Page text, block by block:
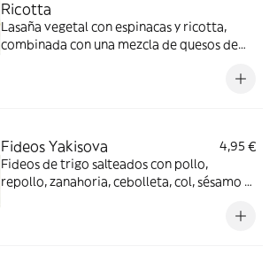
Ricotta
Lasaña vegetal con espinacas y ricotta,
combinada con una mezcla de quesos de
Fideos Yakisova
4,95 €
Fideos de trigo salteados con pollo,
repollo, zanahoria, cebolleta, col, sésamo y